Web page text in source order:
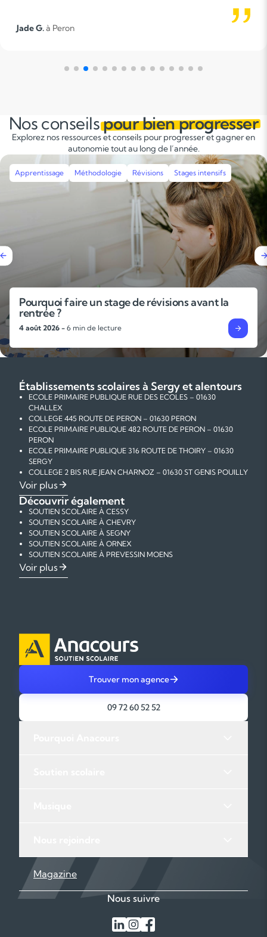
Jade G.à Peron
Nos conseilspour bien progresser
Explorez nos ressources et conseils pour progresser et gagner en
autonomie tout au long de l’année.
Apprentissage Méthodologie Révisions Stages intensifs
Pourquoi faire un stage de révisions avant la
rentrée ?
4 août 2026 - 6 min de lecture
Établissements scolaires à Sergy et alentours
ECOLE PRIMAIRE PUBLIQUE RUE DES ECOLES – 01630
CHALLEX
COLLEGE 445 ROUTE DE PERON – 01630 PERON
ECOLE PRIMAIRE PUBLIQUE 482 ROUTE DE PERON – 01630
PERON
ECOLE PRIMAIRE PUBLIQUE 316 ROUTE DE THOIRY – 01630
SERGY
COLLEGE 2 BIS RUE JEAN CHARNOZ – 01630 ST GENIS POUILLY
ECOLE PRIMAIRE PUBLIQUE 61 RUE DU FIERNEY – 01630 ST
GENIS POUILLY
ECOLE MATERNELLE PUBLIQUE 200 RUE JULES FERRY – 01630
ST GENIS POUILLY
ECOLE ELEMENTAIRE PUBLIQUE 2 RUE DES ECOLES – 01630 ST
GENIS POUILLY
ECOLE MATERNELLE PUBLIQUE RUE DES ECOLES – 01630 ST
GENIS POUILLY
ECOLE ELEMENTAIRE PUBLIQUE 200 RUE JULES FERRY – 01630
ST GENIS POUILLY
ECOLE MONTESSORI 51 RUE DE L'EGLISE – 01630 ST JEAN DE
GONVILLE
Voir plus
Découvrir également
SOUTIEN SCOLAIRE À CESSY
SOUTIEN SCOLAIRE À CHEVRY
SOUTIEN SCOLAIRE À SEGNY
SOUTIEN SCOLAIRE À ORNEX
SOUTIEN SCOLAIRE À PREVESSIN MOENS
SOUTIEN SCOLAIRE À DIVONNE LES BAINS
SOUTIEN SCOLAIRE À GEX
Voir plus
Trouver mon agence
09 72 60 52 52
Magazine
Nous suivre